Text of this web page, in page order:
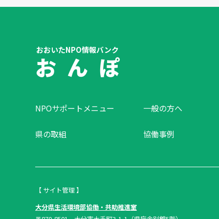
おおいたNPO情報バンク
お ん ぽ
NPOサポートメニュー 一般の方へ
県の取組 協働事例
【 サイト管理 】
大分県生活環境部協働・共助推進室